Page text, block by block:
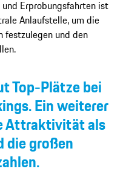
Erprobungsfahrten ist
Anlaufstelle, um die
festzulegen und den
Top-Plätze bei
Ein weiterer
Attraktivität als
die großen